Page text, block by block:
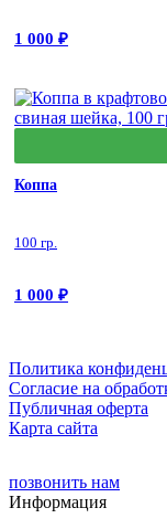
1 000 ₽
Коппа
100 гр.
1 000 ₽
Политика
Cогласие на
Публичная оферта
Карта сайта
позвонить нам
Информация